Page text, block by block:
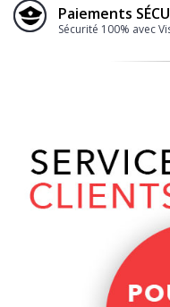
Paiements
Sécurité 100% avec